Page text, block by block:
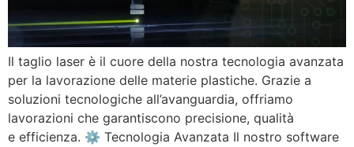
Il taglio laser è il cuore della nostra tecnologia avanzata
per la lavorazione delle materie plastiche. Grazie a
soluzioni tecnologiche all’avanguardia, offriamo
lavorazioni che garantiscono precisione, qualità
e efficienza. ⚙ Tecnologia Avanzata Il nostro software